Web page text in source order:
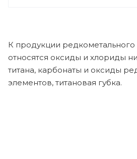
К продукции редкометального
относятся оксиды и хлориды
титана, карбонаты и оксиды
элементов, титановая губка.